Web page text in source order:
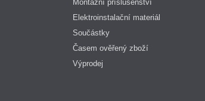
Montážní příslušenství
Elektroinstalační materiál
Součástky
Časem ověřený zboží
Výprodej